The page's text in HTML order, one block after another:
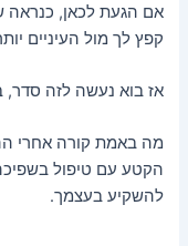
אם הגעת לכאן, כנראה
קפץ לך מול העיניים
אז בוא נעשה לזה סדר,
מה באמת קורה אחרי
הקטע עם טיפול
להשקיע בעצמך.